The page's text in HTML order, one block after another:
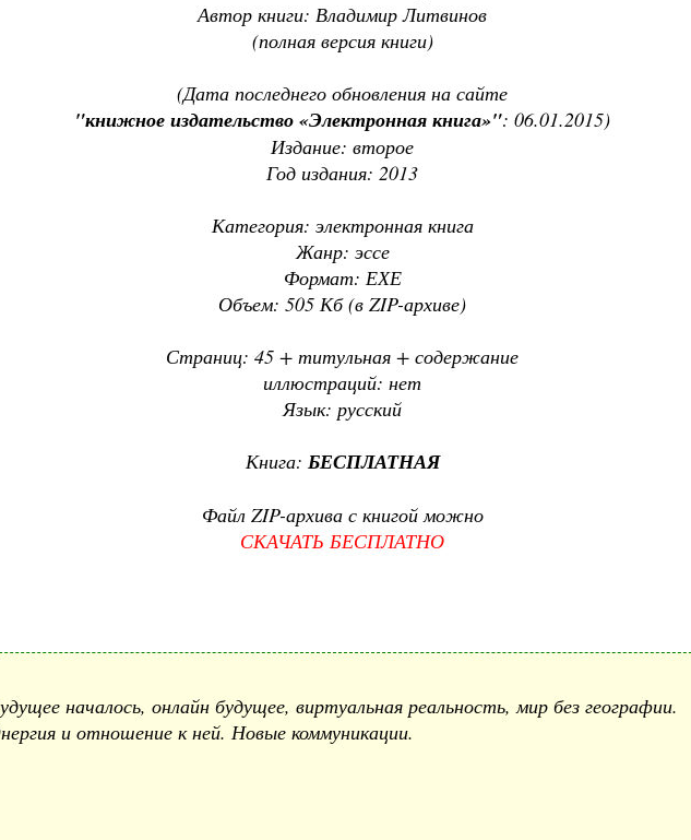
Автор книги: Владимир Литвинов
(полная версия книги)
(Дата последнего обновления на сайте
"книжное издательство «Электронная книга»": 06.01.2015)
Издание: второе
Год издания: 2013
Категория: электронная книга
Жанр: эссе
Формат: ЕХЕ
Объем: 505 Кб (в ZIP-архиве)
Страниц: 45 + титульная + содержание
иллюстраций: нет
Язык: русский
Книга: БЕСПЛАТНАЯ
Файл ZIP-архива с книгой можно
СКАЧАТЬ БЕСПЛАТНО
началось, онлайн будущее, виртуальная реальность, мир без географии.
и отношение к ней. Новые коммуникации.